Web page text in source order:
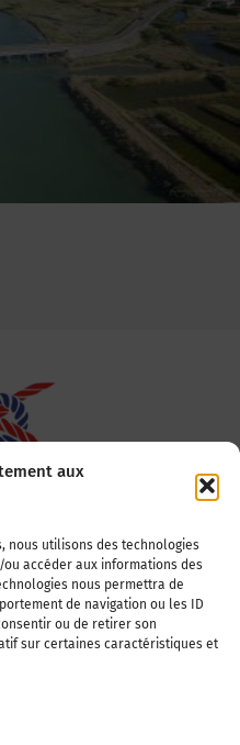
aux
nous utilisons des technologies
accéder aux informations des
nous permettra de
de navigation ou les ID
ou de retirer son
sur certaines caractéristiques et
Elus des Littoraux
Maubourg